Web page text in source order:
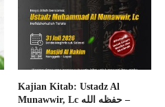
Kajian Kitab: Ustadz Al
Munawwir, Lc حفظه الله –